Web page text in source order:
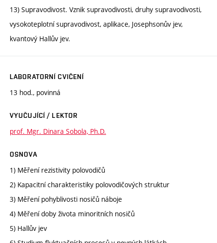
13) Supravodivost. Vznik supravodivosti, druhy supravodivosti,
vysokoteplotní supravodivost, aplikace, Josephsonův jev,
kvantový Hallův jev.
LABORATORNÍ CVIČENÍ
13 hod., povinná
VYUČUJÍCÍ / LEKTOR
prof. Mgr. Dinara Sobola, Ph.D.
OSNOVA
1) Měření rezistivity polovodičů
2) Kapacitní charakteristiky polovodičových struktur
3) Měření pohyblivosti nosičů náboje
4) Měření doby života minoritních nosičů
5) Hallův jev